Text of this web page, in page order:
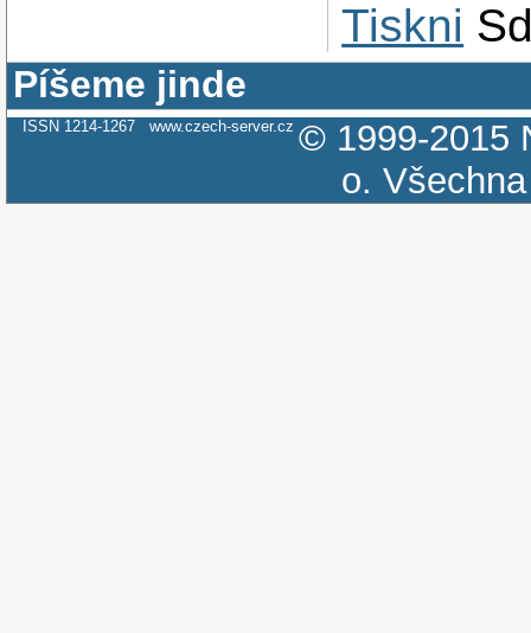
Tiskni
Píšeme jinde
ISSN 1214-1267 www.czech-server.cz © 1999-2015
o.